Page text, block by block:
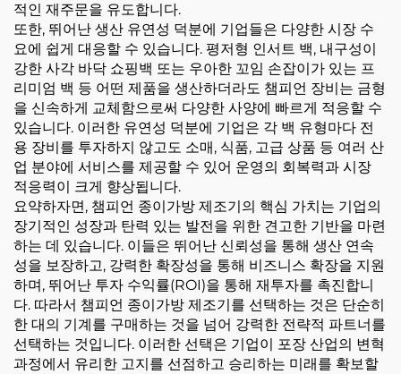
적인 재주문을 유도합니다.
또한, 뛰어난 생산 유연성 덕분에 기업들은 다양한 시장 수
요에 쉽게 대응할 수 있습니다. 평저형 인서트 백, 내구성이
강한 사각 바닥 쇼핑백 또는 우아한 꼬임 손잡이가 있는 프
리미엄 백 등 어떤 제품을 생산하더라도 챔피언 장비는 금형
을 신속하게 교체함으로써 다양한 사양에 빠르게 적응할 수
있습니다. 이러한 유연성 덕분에 기업은 각 백 유형마다 전
용 장비를 투자하지 않고도 소매, 식품, 고급 상품 등 여러 산
업 분야에 서비스를 제공할 수 있어 운영의 회복력과 시장
적응력이 크게 향상됩니다.
요약하자면, 챔피언 종이가방 제조기의 핵심 가치는 기업의
장기적인 성장과 탄력 있는 발전을 위한 견고한 기반을 마련
하는 데 있습니다. 이들은 뛰어난 신뢰성을 통해 생산 연속
성을 보장하고, 강력한 확장성을 통해 비즈니스 확장을 지원
하며, 뛰어난 투자 수익률(ROI)을 통해 재투자를 촉진합니
다. 따라서 챔피언 종이가방 제조기를 선택하는 것은 단순히
한 대의 기계를 구매하는 것을 넘어 강력한 전략적 파트너를
선택하는 것입니다. 이러한 선택은 기업이 포장 산업의 변혁
과정에서 유리한 고지를 선점하고 승리하는 미래를 확보할